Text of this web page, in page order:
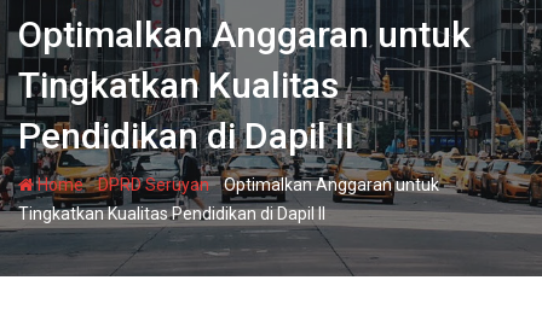
Optimalkan Anggaran untuk
Tingkatkan Kualitas
Pendidikan di Dapil II
Home-DPRD Seruyan-Optimalkan Anggaran untuk
Tingkatkan Kualitas Pendidikan di Dapil II